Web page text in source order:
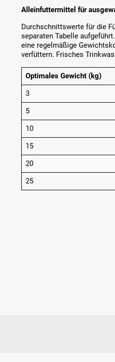
Alleinfuttermittel für
Durchschnittswerte für die
separaten Tabelle
eine regelmäßige
verfüttern. Frisches
Optimales Gewicht (kg)
3
5
10
15
20
25